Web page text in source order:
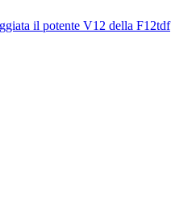
il potente V12 della F12tdf